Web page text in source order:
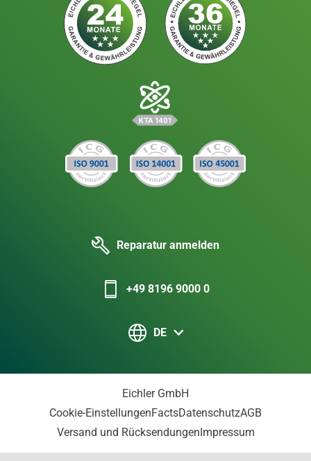
Reparatur anmelden
+49 8196 9000 0
DE
Eichler GmbH
Cookie-EinstellungenFactsDatenschutzAGB
Versand und RücksendungenImpressum